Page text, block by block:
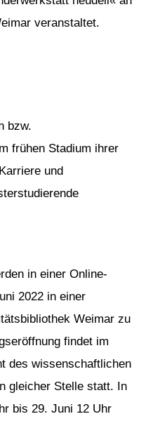
veranstaltet.
bzw.
frühen Stadium ihrer
und
in einer Online-
2022 in einer
Weimar zu
findet im
des wissenschaftlichen
gleicher Stelle statt. In
bis 29. Juni 12 Uhr